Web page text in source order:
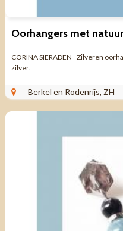
Oorhangers met
CORINA SIERADEN Zilveren
zilver.
Berkel en Rodenrijs, ZH